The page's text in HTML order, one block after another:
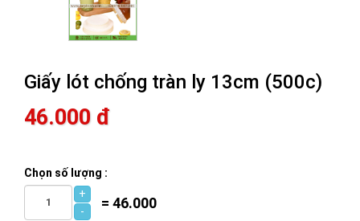
Giấy lót chống tràn ly 13cm (500c)
46.000 đ
Chọn số lượng :
+
-
= 46.000